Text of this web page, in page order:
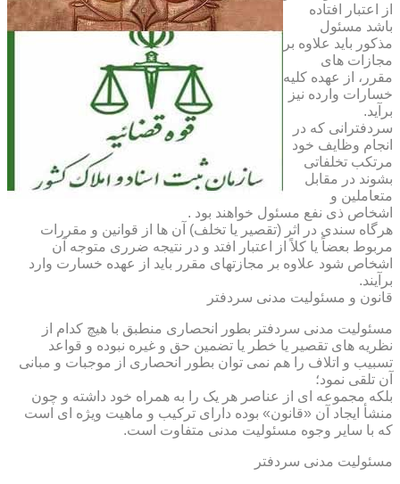
از اعتبار افتاده
باشد مسئول
مذکور باید علاوه بر
مجازات های
مقرر، از عهده کلیه
خسارات وارده نیز
برآید.
سردفترانی که در
انجام وظایف خود
مرتکب تخلفاتی
بشوند در مقابل
متعاملین و
اشخاص ذی نفع مسئول خواهند بود .
هرگاه سندی در اثر (تقصیر یا تخلف) آن ها از قوانین و مقررات
مربوط بعضاً یا کلاً از اعتبار افتد و در نتیجه ضرری متوجه آن
اشخاص شود علاوه بر مجازتهای مقرر باید از عهده خسارت وارد
برآیند.
قانون و مسئولیت مدنی سردفتر
مسئولیت مدنی سردفتر بطور انحصاری منطبق با هیچ کدام از
نظریه های تقصیر یا خطر یا تضمین حق و غیره نبوده و قواعد
تسبیب و اتلاف را هم نمی توان بطور انحصاری از موجبات و مبانی
آن تلقی نمود؛
بلکه مجموعه ای از عناصر هر یک را به همراه خود داشته و چون
منشأ ایجاد آن «قانون» بوده دارای ترکیب و ماهیت ویژه ای است
که با سایر وجوه مسئولیت مدنی متفاوت است.
مسئولیت مدنی سردفتر